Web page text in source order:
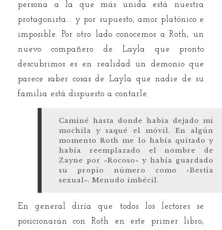
persona a la que más unida está nuestra
protagonista... y por supuesto, amor platónico e
imposible. Por otro lado conocemos a Roth, un
nuevo compañero de Layla que pronto
descubrimos es en realidad un demonio que
parece saber cosas de Layla que nadie de su
familia está dispuesto a contarle.
Caminé hasta donde había dejado mi
mochila y saqué el móvil. En algún
momento Roth me lo había quitado y
había reemplazado el nombre de
Zayne por «Rocoso» y había guardado
su propio número como «Bestia
sexual». Menudo imbécil.
En general diría que todos los lectores se
posicionarán con Roth en este primer libro,